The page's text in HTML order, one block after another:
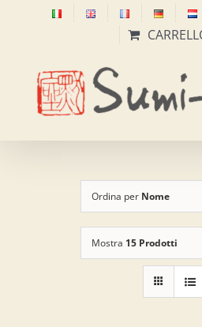
Ordina per Nome
Mostra 15 Prodotti